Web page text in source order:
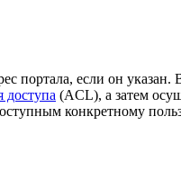
портала, если он
доступа (ACL), а затем
конкретному